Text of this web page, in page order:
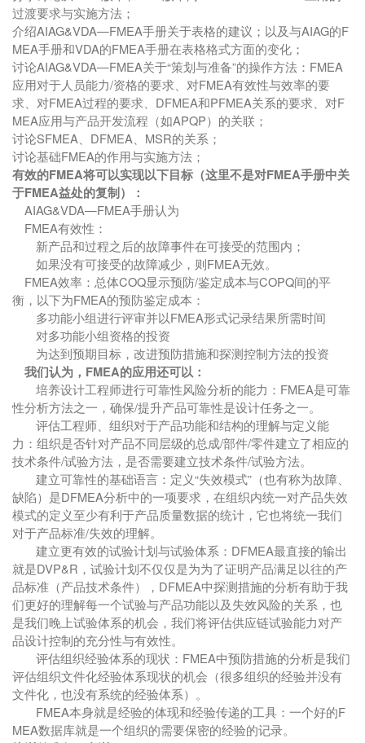
过渡要求与实施方法；
介绍AIAG&VDA—FMEA手册关于表格的建议；以及与AIAG的F
MEA手册和VDA的FMEA手册在表格格式方面的变化；
讨论AIAG&VDA—FMEA关于“策划与准备”的操作方法：FMEA
应用对于人员能力/资格的要求、对FMEA有效性与效率的要
求、对FMEA过程的要求、DFMEA和PFMEA关系的要求、对F
MEA应用与产品开发流程（如APQP）的关联；
讨论SFMEA、DFMEA、MSR的关系；
讨论基础FMEA的作用与实施方法；
有效的FMEA将可以实现以下目标（这里不是对FMEA手册中关
于FMEA益处的复制）：
AIAG&VDA—FMEA手册认为
FMEA有效性：
新产品和过程之后的故障事件在可接受的范围内；
如果没有可接受的故障减少，则FMEA无效。
FMEA效率：总体COQ显示预防/鉴定成本与COPQ间的平
衡，以下为FMEA的预防鉴定成本：
多功能小组进行评审并以FMEA形式记录结果所需时间
对多功能小组资格的投资
为达到预期目标，改进预防措施和探测控制方法的投资
我们认为，FMEA的应用还可以：
培养设计工程师进行可靠性风险分析的能力：FMEA是可靠
性分析方法之一，确保/提升产品可靠性是设计任务之一。
评估工程师、组织对于产品功能和结构的理解与定义能
力：组织是否针对产品不同层级的总成/部件/零件建立了相应的
技术条件/试验方法，是否需要建立技术条件/试验方法。
建立可靠性的基础语言：定义“失效模式”（也有称为故障、
缺陷）是DFMEA分析中的一项要求，在组织内统一对产品失效
模式的定义至少有利于产品质量数据的统计，它也将统一我们
对于产品标准/失效的理解。
建立更有效的试验计划与试验体系：DFMEA最直接的输出
就是DVP&R，试验计划不仅仅是为为了证明产品满足以往的产
品标准（产品技术条件），DFMEA中探测措施的分析有助于我
们更好的理解每一个试验与产品功能以及失效风险的关系，也
是我们晚上试验体系的机会，我们将评估供应链试验能力对产
品设计控制的充分性与有效性。
评估组织经验体系的现状：FMEA中预防措施的分析是我们
评估组织文件化经验体系现状的机会（很多组织的经验并没有
文件化，也没有系统的经验体系）。
FMEA本身就是经验的体现和经验传递的工具：一个好的F
MEA数据库就是一个组织的需要保密的经验的记录。